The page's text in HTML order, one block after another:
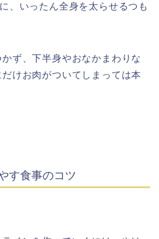
、いったん全身を太らせるつも
ず、下半身やおなかまわりな
けお肉がついてしまっては本
す食事のコツ